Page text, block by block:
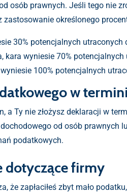
osób prawnych. Jeśli tego nie
określonego
30% potencjalnych utraconych
kara wyniesie 70%
100% potencjalnych
w
a Ty nie złożysz deklaracji w
od osób prawnych
podatkowych.
dotyczące firmy
że zapłaciłeś zbyt mało